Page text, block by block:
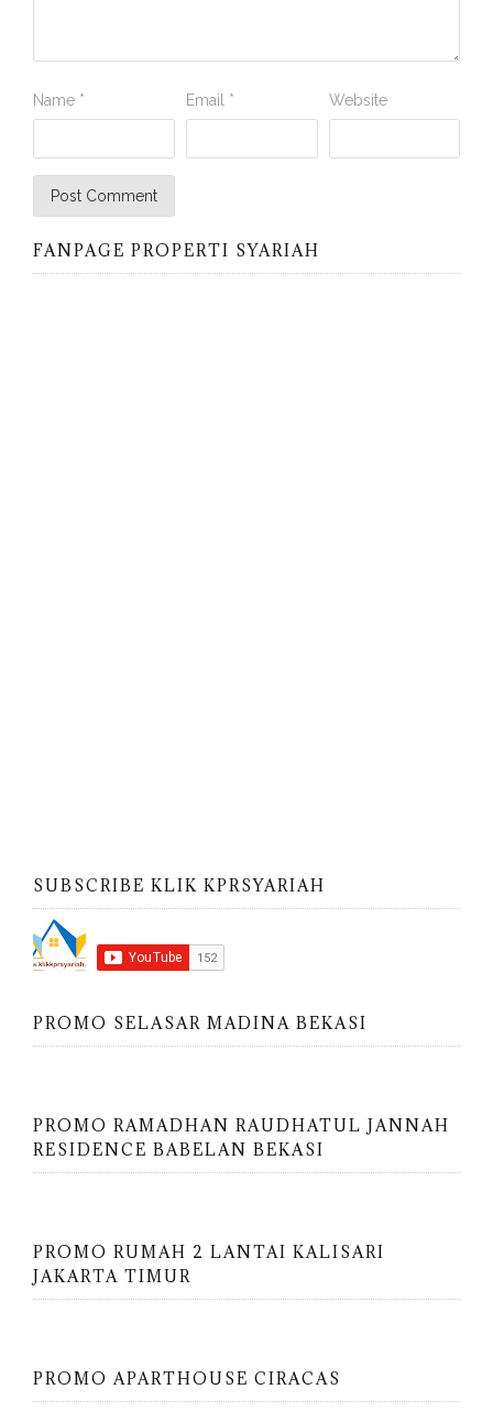
Name * Email * Website
FANPAGE PROPERTI SYARIAH
SUBSCRIBE KLIK KPRSYARIAH
PROMO SELASAR MADINA BEKASI
PROMO RAMADHAN RAUDHATUL JANNAH
RESIDENCE BABELAN BEKASI
PROMO RUMAH 2 LANTAI KALISARI
JAKARTA TIMUR
PROMO APARTHOUSE CIRACAS